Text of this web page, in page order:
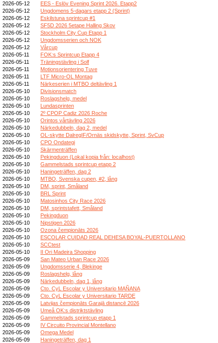
2026-05-12
EES - Eslöv Evening Sprint 2026. Etapp2
2026-05-12
Ungdomens 5-dagars etapp 2 (Sprint)
2026-05-12
Eskilstuna sprintcup #1
2026-05-12
SF5D 2026 5etape Halling Skov
2026-05-12
Stockholm City Cup Etapp 1
2026-05-12
Ungdomsserien och NOK
2026-05-12
Vårcup
2026-05-11
FOK:s Sprintcup Etapp 4
2026-05-11
Träningstävling i Solf
2026-05-11
Motionsorientering Tuve
2026-05-11
LTF Micro-OL Montag
2026-05-11
Närkeserien i MTBO deltävling 1
2026-05-10
Divisionsmatch
2026-05-10
Roslagshelg, medel
2026-05-10
Lundasprinten
2026-05-10
2º CPOP Cadiz 2026 Roche
2026-05-10
Orintos vårtävling 2026
2026-05-10
Närkedubbeln, dag 2, medel
2026-05-10
OL-skytte DalregIF/Ornäs skidskytte, Sprint, SvCup
2026-05-10
CPO Ondategi
2026-05-10
Skärmenträffen
2026-05-10
Pekingduon (Lokal kopia från: localhost)
2026-05-10
Gammelstads sprintcup etapp 2
2026-05-10
Haningeträffen, dag 2
2026-05-10
MTBO, Svenska cupen, #2, lång
2026-05-10
DM, sprint, Småland
2026-05-10
BRL Sprint
2026-05-10
Matosinhos City Race 2026
2026-05-10
DM, sprintstafett, Småland
2026-05-10
Pekingduon
2026-05-10
Nipstigen 2026
2026-05-10
Ozona čempionāts 2026
2026-05-10
ESCOLAR CUIDAD REAL DEHESA BOYAL-PUERTOLLANO
2026-05-10
SCCtest
2026-05-10
II Ori Madeira Shopping
2026-05-09
San Mateo Urban Race 2026
2026-05-09
Ungdomsserie 4, Blekinge
2026-05-09
Roslagshelg, lång
2026-05-09
Närkedubbeln, dag 1, lång
2026-05-09
Cto. CyL Escolar y Universitario MAÑANA
2026-05-09
Cto. CyL Escolar y Universitario TARDE
2026-05-09
Latvijas čempionāts Garajā distancē 2026
2026-05-09
Umeå OK:s distriktstävling
2026-05-09
Gammelstads sprintcup etapp 1
2026-05-09
IV Circuito Provincial Montellano
2026-05-09
Omega Medel
2026-05-09
Haningeträffen, dag 1